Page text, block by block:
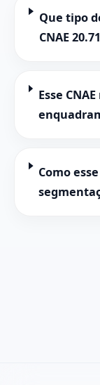
Que tipo
CNAE
Esse
Como